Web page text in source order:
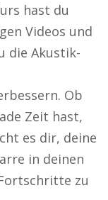
hast du
Videos und
die Akustik-
Ob
Zeit hast,
es dir, deine
in deinen
zu